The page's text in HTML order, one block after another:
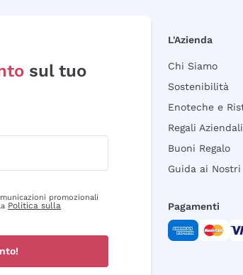
sul tuo
promozionali
Politica sulla
L'Azienda
Chi Siamo
Sostenibilità
Enoteche e
Regali Aziendali
Buoni Regalo
Guida ai Nostri
Pagamenti